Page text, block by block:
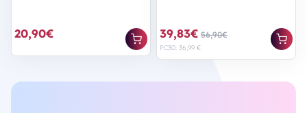
20,90€ 39,83€ 56,90€
PC30: 36,99 €